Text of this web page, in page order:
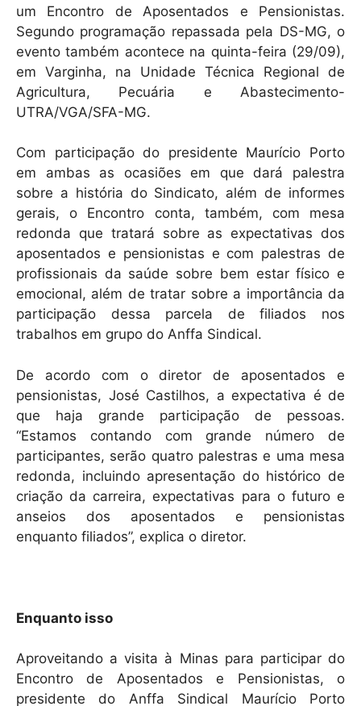
um Encontro de Aposentados e Pensionistas.
Segundo programação repassada pela DS-MG, o
evento também acontece na quinta-feira (29/09),
em Varginha, na Unidade Técnica Regional de
Agricultura, Pecuária e Abastecimento-
UTRA/VGA/SFA-MG.
Com participação do presidente Maurício Porto
em ambas as ocasiões em que dará palestra
sobre a história do Sindicato, além de informes
gerais, o Encontro conta, também, com mesa
redonda que tratará sobre as expectativas dos
aposentados e pensionistas e com palestras de
profissionais da saúde sobre bem estar físico e
emocional, além de tratar sobre a importância da
participação dessa parcela de filiados nos
trabalhos em grupo do Anffa Sindical.
De acordo com o diretor de aposentados e
pensionistas, José Castilhos, a expectativa é de
que haja grande participação de pessoas.
“Estamos contando com grande número de
participantes, serão quatro palestras e uma mesa
redonda, incluindo apresentação do histórico de
criação da carreira, expectativas para o futuro e
anseios dos aposentados e pensionistas
enquanto filiados”, explica o diretor.
Enquanto isso
Aproveitando a visita à Minas para participar do
Encontro de Aposentados e Pensionistas, o
presidente do Anffa Sindical Maurício Porto